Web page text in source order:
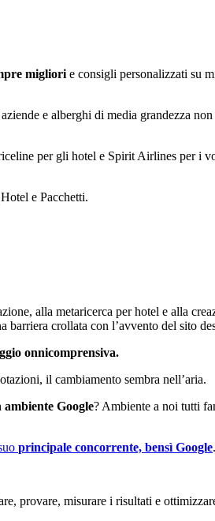
migliori e consigli personalizzati su
e alberghi di media grandezza
per gli hotel e Spirit Airlines per i
e Pacchetti.
alla metaricerca per hotel e alla
barriera crollata con l’avvento del sito
onnicomprensiva.
il cambiamento sembra nell’aria.
Google? Ambiente a noi tutti
principale concorrente, bensì Google.
provare, misurare i risultati e